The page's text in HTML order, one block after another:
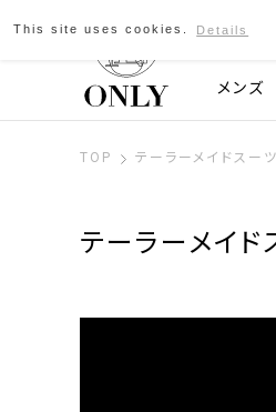
京都発
メンズ
TOP テーラーメイドスー
テーラーメイド
This site uses cookies. Details